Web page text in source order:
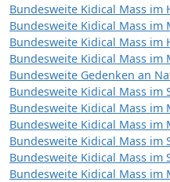
Bundesweite Kidical Mass im
Bundesweite Kidical Mass im
Bundesweite Kidical Mass im
Bundesweite Kidical Mass im
Bundesweite Gedenken an
Bundesweite Kidical Mass im
Bundesweite Kidical Mass im
Bundesweite Kidical Mass im
Bundesweite Kidical Mass im
Bundesweite Kidical Mass im
Bundesweite Kidical Mass im